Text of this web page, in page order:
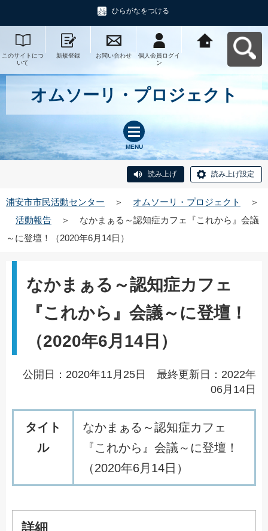
ひらがなをつける
このサイトにつ
いて
新規登録 お問い合わせ
個人会員ログイ
ン
オムソーリ・プロジェクト
MENU
読み上げ 読み上げ設定
浦安市市民活動センター ＞ オムソーリ・プロジェクト
＞
活動報告
＞
なかまぁる～認知症カフェ『これから』会議
～に登壇！（2020年6月14日）
なかまぁる～認知症カフェ
『これから』会議～に登壇！
（2020年6月14日）
公開日：2020年11月25日 最終更新日：2022年
06月14日
タイト
ル
なかま ぁる ～認知症カ フ ェ
『こ れから 』 会議 ～ に登壇 ！
（2020年6月 14日 ）
詳細